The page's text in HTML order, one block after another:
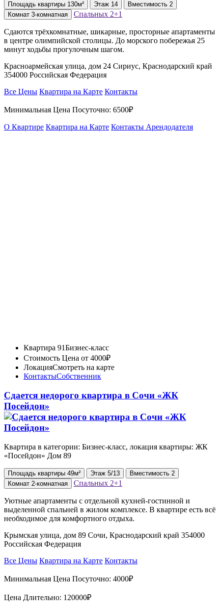
Площадь квартиры 130м² Этаж 14 Вместимость 2
Комнат 3-комнатная Спальных 2+1
Сдаются трёхкомнатные, шикарные, просторные апартаменты
в центре олимпийской столицы. До морского побережья 25
минут ходьбы прогулочным шагом.
Красноармейская улица, дом 24 Сириус, Краснодарский край
354000 Российская Федерация
Все Цены Квартира на Карте Контакты
Минимальная Цена Посуточно: 6500₽
О Квартире Квартира на Карте Контакты Арендодателя
Квартира 91Бизнес-класс
Стоимость Цена от 4000₽
ЛокацияСмотреть на карте
КонтактыСобственник
Сдается недорого квартира в Сочи «ЖК
Посейдон»
Квартира в категории: Бизнес-класс, локация квартиры: ЖК
«Посейдон» Дом 89
Площадь квартиры 49м² Этаж 5/13 Вместимость 2
Комнат 2-комнатная Спальных 2+1
Уютные апартаменты с отдельной кухней-гостинной и
выделенной спальней в жилом комплексе. В квартире есть всё
необходимое для комфортного отдыха.
Крымская улица, дом 89 Сочи, Краснодарский край 354000
Российская Федерация
Все Цены Квартира на Карте Контакты
Минимальная Цена Посуточно: 4000₽
Цена Длительно: 120000₽